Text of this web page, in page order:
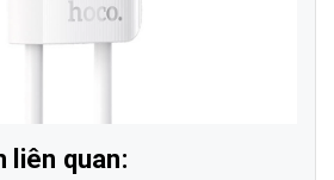
liên quan: